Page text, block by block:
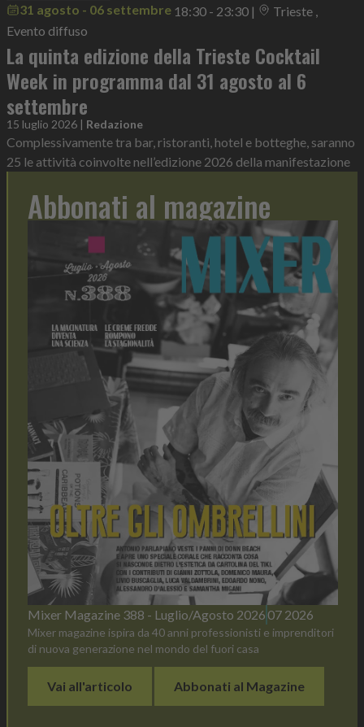
31 agosto - 06 settembre 18:30 - 23:30 |
Trieste ,
Evento diffuso
La quinta edizione della Trieste Cocktail
Week in programma dal 31 agosto al 6
settembre
15 luglio 2026 | Redazione
Complessivamente tra bar, ristoranti, hotel e botteghe, saranno
25 le attività coinvolte nell’edizione 2026 della manifestazione
Abbonati al magazine
Mixer Magazine 388 - Luglio/Agosto 2026 07 2026
Mixer magazine ispira da 40 anni professionisti e imprenditori
di nuova generazione nel mondo del fuori casa
Vai all'articolo Abbonati al Magazine